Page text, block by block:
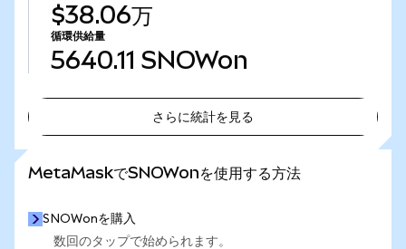
$38.06万
循環供給量
5640.11 SNOWon
さらに統計を見る
MetaMaskでSNOWonを使用する方法
SNOWonを購入
数回のタップで始められます。